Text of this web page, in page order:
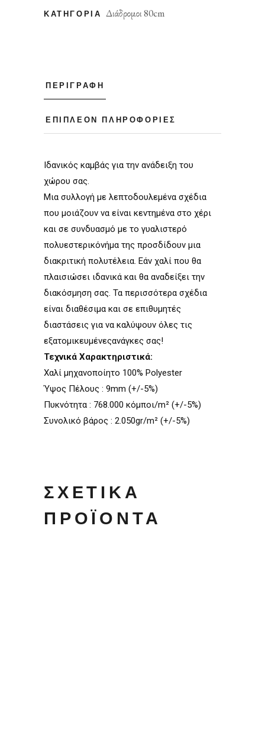
ΚΑΤΗΓΟΡΊΑ Διάδρομοι 80cm
ΠΕΡΙΓΡΑΦΉ
ΕΠΙΠΛΈΟΝ ΠΛΗΡΟΦΟΡΊΕΣ
Ιδανικός καμβάς για την ανάδειξη του
χώρου σας.
Μια συλλογή με λεπτοδουλεμένα σχέδια
που μοιάζουν να είναι κεντημένα στο χέρι
και σε συνδυασμό με το γυαλιστερό
πολυεστερικόνήμα της προσδίδουν μια
διακριτική πολυτέλεια. Εάν χαλί που θα
πλαισιώσει ιδανικά και θα αναδείξει την
διακόσμηση σας. Τα περισσότερα σχέδια
είναι διαθέσιμα και σε επιθυμητές
διαστάσεις για να καλύψουν όλες τις
εξατομικευμένεςανάγκες σας!
Τεχνικά Χαρακτηριστικά:
Χαλί µηχανοποίητο 100% Polyester
Ύψος Πέλους : 9mm (+/-5%)
Πυκνότητα : 768.000 κόµποι/m² (+/-5%)
Συνολικό βάρος : 2.050gr/m² (+/-5%)
ΣΧΕΤΙΚΆ
ΠΡΟΪΌΝΤΑ